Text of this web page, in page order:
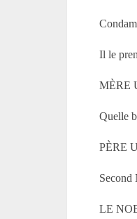
Il le
MÈRE
Quelle
PÈRE
Second
LE